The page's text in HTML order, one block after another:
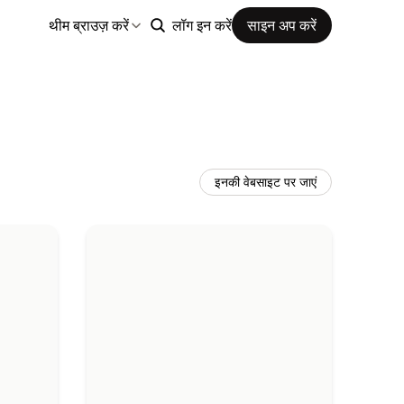
थीम ब्राउज़ करें लॉग इन करें साइन अप करें
इनकी वेबसाइट पर जाएं